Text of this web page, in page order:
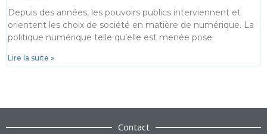
Depuis des années, les pouvoirs publics interviennent et
orientent les choix de société en matière de numérique. La
politique numérique telle qu’elle est menée pose
Lire la suite »
Contact